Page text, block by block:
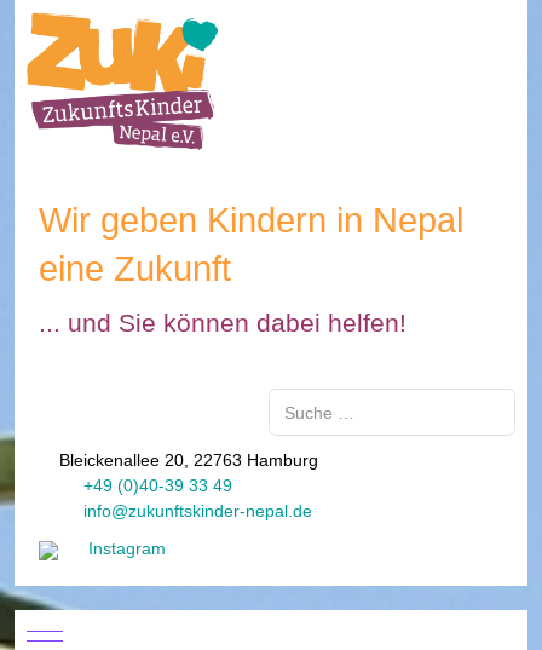
Wir geben Kindern in Nepal
eine Zukunft
... und Sie können dabei helfen!
Bleickenallee 20, 22763 Hamburg
+49 (0)40-39 33 49
info@zukunftskinder-nepal.de
Instagram
Mobile Menu Toggle